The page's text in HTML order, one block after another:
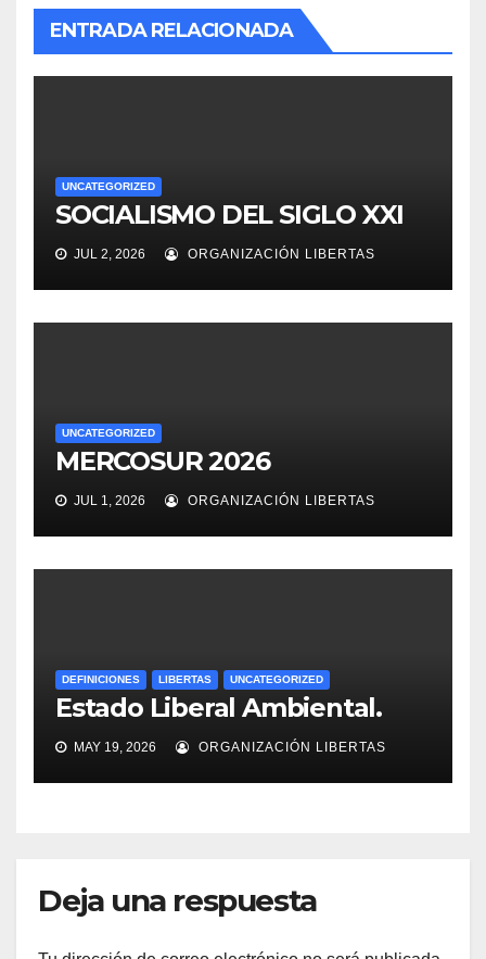
ENTRADA RELACIONADA
UNCATEGORIZED
SOCIALISMO DEL SIGLO XXI
JUL 2, 2026 ORGANIZACIÓN LIBERTAS
UNCATEGORIZED
MERCOSUR 2026
JUL 1, 2026 ORGANIZACIÓN LIBERTAS
DEFINICIONES LIBERTAS UNCATEGORIZED
Estado Liberal Ambiental.
MAY 19, 2026 ORGANIZACIÓN LIBERTAS
Deja una respuesta